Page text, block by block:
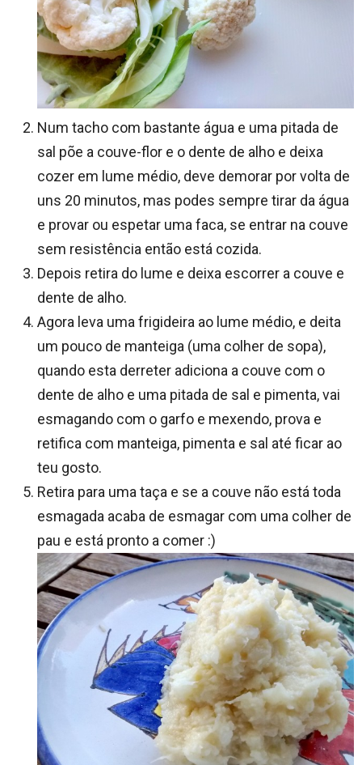
Num tacho com bastante água e uma pitada de
sal põe a couve-flor e o dente de alho e deixa
cozer em lume médio, deve demorar por volta de
uns 20 minutos, mas podes sempre tirar da água
e provar ou espetar uma faca, se entrar na couve
sem resistência então está cozida.
Depois retira do lume e deixa escorrer a couve e
dente de alho.
Agora leva uma frigideira ao lume médio, e deita
um pouco de manteiga (uma colher de sopa),
quando esta derreter adiciona a couve com o
dente de alho e uma pitada de sal e pimenta, vai
esmagando com o garfo e mexendo, prova e
retifica com manteiga, pimenta e sal até ficar ao
teu gosto.
Retira para uma taça e se a couve não está toda
esmagada acaba de esmagar com uma colher de
pau e está pronto a comer :)